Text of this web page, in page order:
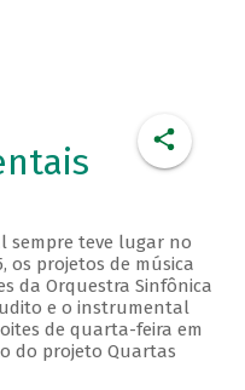
sempre teve lugar no
os projetos de música
da Orquestra Sinfônica
e o instrumental
de quarta-feira em
do projeto Quartas